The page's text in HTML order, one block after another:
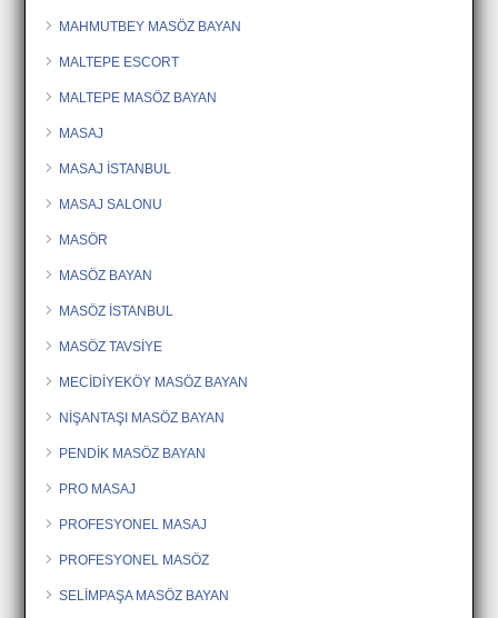
MAHMUTBEY MASÖZ BAYAN
MALTEPE ESCORT
MALTEPE MASÖZ BAYAN
MASAJ
MASAJ İSTANBUL
MASAJ SALONU
MASÖR
MASÖZ BAYAN
MASÖZ İSTANBUL
MASÖZ TAVSİYE
MECİDİYEKÖY MASÖZ BAYAN
NİŞANTAŞI MASÖZ BAYAN
PENDİK MASÖZ BAYAN
PRO MASAJ
PROFESYONEL MASAJ
PROFESYONEL MASÖZ
SELİMPAŞA MASÖZ BAYAN